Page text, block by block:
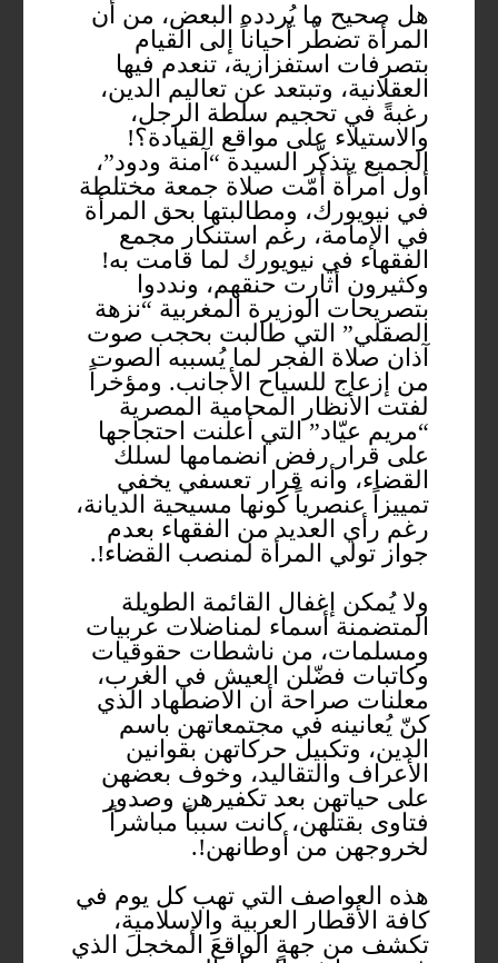
هل صحيح ما يُردده البعض، من أن
المرأة تضطّر أحياناً إلى القيام
بتصرفات استفزازية، تنعدم فيها
العقلانية، وتبتعد عن تعاليم الدين،
رغبةً في تحجيم سلطة الرجل،
والاستيلاء على مواقع القيادة؟!
الجميع يتذكّر السيدة “آمنة ودود”،
أول امرأة أمّت صلاة جمعة مختلطة
في نيويورك، ومطالبتها بحق المرأة
في الإمامة، رغم استنكار مجمع
الفقهاء في نيويورك لما قامت به!
وكثيرون أثارت حنقهم، ونددوا
بتصريحات الوزيرة المغربية “نزهة
الصقلي” التي طالبت بحجب صوت
آذان صلاة الفجر لما يُسببه الصوت
من إزعاج للسياح الأجانب. ومؤخراً
لفتت الأنظار المحامية المصرية
“مريم عيّاد” التي أعلنت احتجاجها
على قرار رفض انضمامها لسلك
القضاء، وأنه قرار تعسفي يخفي
تمييزاً عنصرياً كونها مسيحية الديانة،
رغم رأي العديد من الفقهاء بعدم
جواز تولي المرأة لمنصب القضاء!.
ولا يُمكن إغفال القائمة الطويلة
المتضمنة أسماء لمناضلات عربيات
ومسلمات، من ناشطات حقوقيات
وكاتبات فضّلن العيش في الغرب،
معلنات صراحة أن الاضطهاد الذي
كنّ يُعانينه في مجتمعاتهن باسم
الدين، وتكبيل حركاتهن بقوانين
الأعراف والتقاليد، وخوف بعضهن
على حياتهن بعد تكفيرهن وصدور
فتاوى بقتلهن، كانت سبباً مباشراً
لخروجهن من أوطانهن!.
هذه العواصف التي تهب كل يوم في
كافة الأقطار العربية والإسلامية،
تكشف من جهةٍ الواقعَ المخجلَ الذي